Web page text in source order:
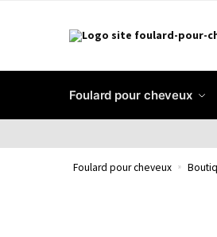
Foulard pour cheveux
Foulard pour cheveux »